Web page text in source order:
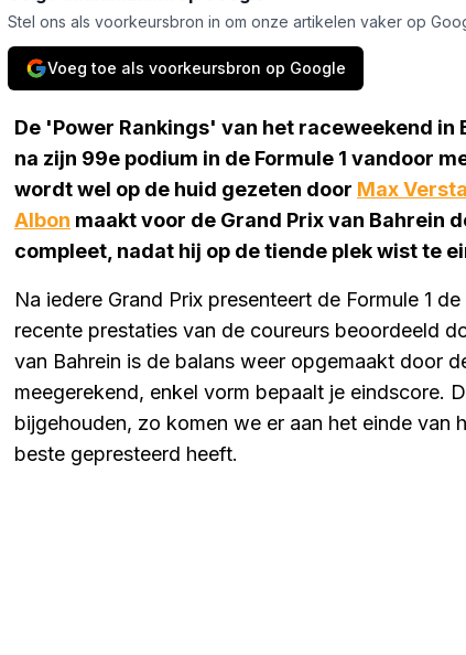
Stel ons als voorkeursbron in om onze artikelen vaker op
Voeg toe als voorkeursbron op Google
De 'Power Rankings' van het raceweekend in
na zijn 99e podium in de Formule 1 vandoor
wordt wel op de huid gezeten door Max
Albon maakt voor de Grand Prix van Bahrein
compleet, nadat hij op de tiende plek wist te
Na iedere Grand Prix presenteert de Formule 1
recente prestaties van de coureurs beoordeeld
van Bahrein is de balans weer opgemaakt door
meegerekend, enkel vorm bepaalt je eindscore.
bijgehouden, zo komen we er aan het einde van
beste gepresteerd heeft.